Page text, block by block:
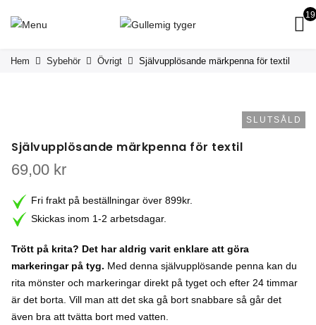
19
Hem Sybehör Övrigt Självupplösande märkpenna för textil
SLUTSÅLD
Självupplösande märkpenna för textil
69,00 kr
Fri frakt på beställningar över 899kr.
Skickas inom 1-2 arbetsdagar.
Trött på krita? Det har aldrig varit enklare att göra
markeringar på tyg. Med denna självupplösande penna kan du
rita mönster och markeringar direkt på tyget och efter 24 timmar
är det borta. Vill man att det ska gå bort snabbare så går det
även bra att tvätta bort med vatten.